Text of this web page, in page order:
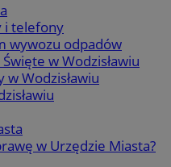
i telefony
wywozu odpadów
w Wodzisławiu
w Wodzisławiu
w Urzędzie Miasta?